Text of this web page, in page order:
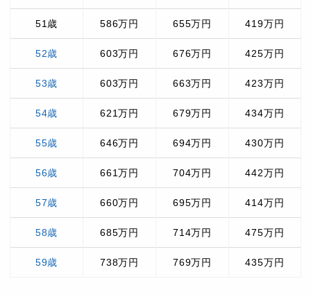
51歳 586万円 655万円 419万円
52歳 603万円 676万円 425万円
53歳 603万円 663万円 423万円
54歳 621万円 679万円 434万円
55歳 646万円 694万円 430万円
56歳 661万円 704万円 442万円
57歳 660万円 695万円 414万円
58歳 685万円 714万円 475万円
59歳 738万円 769万円 435万円